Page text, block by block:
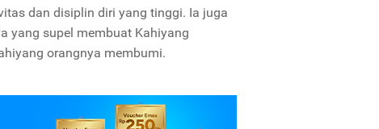
dan disiplin diri yang tinggi. Ia juga
yang supel membuat Kahiyang
orangnya membumi.